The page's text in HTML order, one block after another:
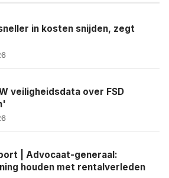
in kosten snijden, zegt
veiligheidsdata over FSD
| Advocaat-generaal:
houden met rentalverleden